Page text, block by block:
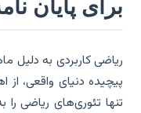
پایان نامه
کاربردی به دلیل
دنیای واقعی، از
تئوری‌های ریاضی را به